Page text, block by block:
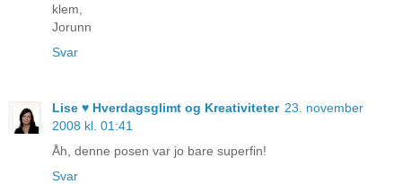
klem,
Jorunn
Svar
Lise ♥ Hverdagsglimt og Kreativiteter 23. november
2008 kl. 01:41
Åh, denne posen var jo bare superfin!
Svar